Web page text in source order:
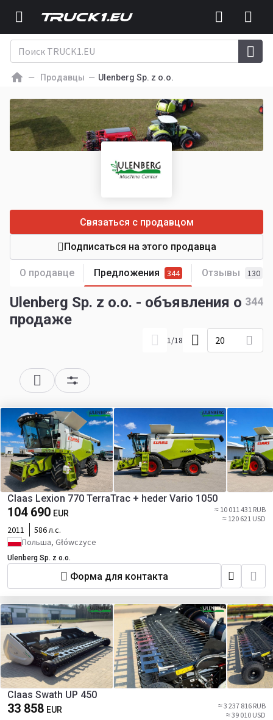
Продавцы Ulenberg Sp. z o.o.
О продавце Предложения 344 Отзывы 130
Связаться с продавцом
Подписаться на этого продавца
Ulenberg Sp. z o.o. - объявления о
продаже
344
1/18 20
Claas Lexion 770 TerraTrac + heder Vario 1050
104 690 EUR
≈ 10 011 431 RUB
≈ 120 621 USD
2011
586 л.с.
Польша, Główczyce
Ulenberg Sp. z o.o.
Форма для контакта
Claas Swath UP 450
33 858 EUR
≈ 3 237 816 RUB
≈ 39 010 USD